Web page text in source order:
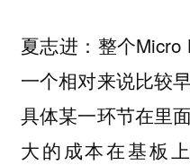
夏志进：整个
一个相对来说比较
具体某一环节在里
大的成本在基板